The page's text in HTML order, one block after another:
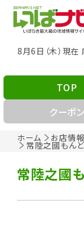
8月6日（木）現
ホーム お店情
常陸之國もん
TOP
クーポン
常陸之國